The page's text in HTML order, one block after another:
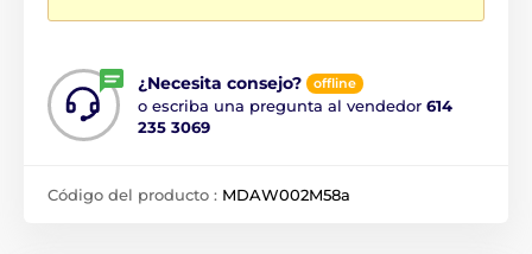
¿Necesita consejo? offline
o escriba una pregunta al vendedor 614
235 3069
Código del producto : MDAW002M58a